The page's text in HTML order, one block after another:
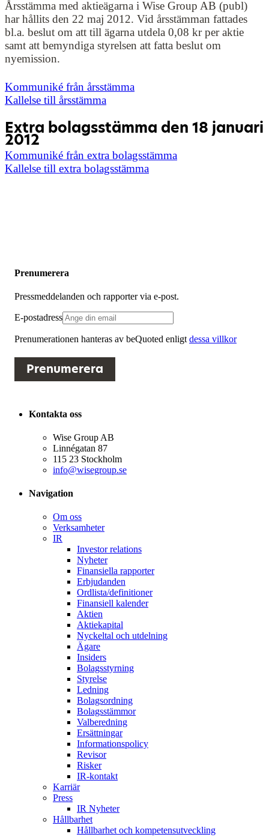
Årsstämma med aktieägarna i Wise Group AB (publ)
har hållits den 22 maj 2012. Vid årsstämman fattades
bl.a. beslut om att till ägarna utdela 0,08 kr per aktie
samt att bemyndiga styrelsen att fatta beslut om
nyemission.
Kommuniké från årsstämma
Kallelse till årsstämma
Extra bolagsstämma den 18 januari
2012
Kommuniké från extra bolagsstämma
Kallelse till extra bolagsstämma
Prenumerera
Pressmeddelanden och rapporter via e-post.
E-postadress
Prenumerationen hanteras av beQuoted enligt dessa villkor
Prenumerera
Kontakta oss
Wise Group AB
Linnégatan 87
115 23 Stockholm
info@wisegroup.se
Navigation
Om oss
Verksamheter
IR
Investor relations
Nyheter
Finansiella rapporter
Erbjudanden
Ordlista/definitioner
Finansiell kalender
Aktien
Aktiekapital
Nyckeltal och utdelning
Ägare
Insiders
Bolagsstyrning
Styrelse
Ledning
Bolagsordning
Bolagsstämmor
Valberedning
Ersättningar
Informationspolicy
Revisor
Risker
IR-kontakt
Karriär
Press
IR Nyheter
Hållbarhet
Hållbarhet och kompetensutveckling